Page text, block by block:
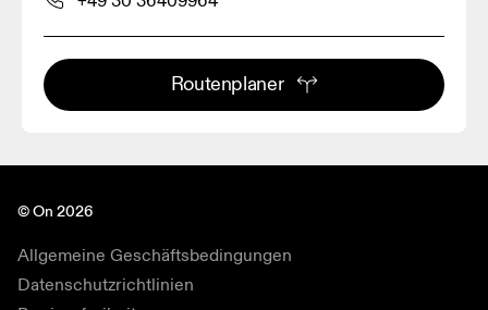
Routenplaner
© On 2026
Allgemeine Geschäftsbedingungen
Datenschutzrichtlinien